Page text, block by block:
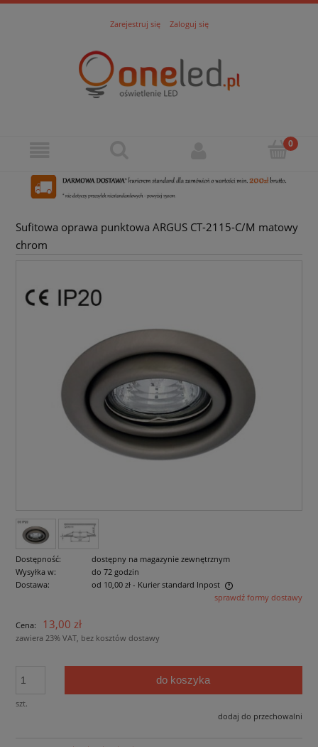
Zarejestruj się Zaloguj się
Sufitowa oprawa punktowa ARGUS CT-2115-C/M matowy
chrom
Dostępność:
dostępny na magazynie zewnętrznym
Wysyłka w:
do 72 godzin
Dostawa:
od 10,00 zł - Kurier standard Inpost
Cena nie zawiera ewentualnych kosztów płatnościsprawdź formy dostawy
Cena: 13,00 zł
zawiera 23% VAT, bez kosztów dostawy
szt.
do koszyka
dodaj do przechowalni